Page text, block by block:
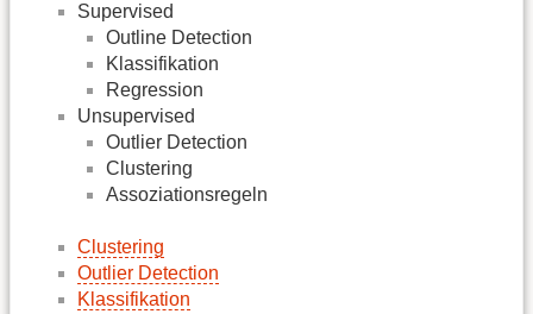
Supervised
Outline Detection
Klassifikation
Regression
Unsupervised
Outlier Detection
Clustering
Assoziationsregeln
Clustering
Outlier Detection
Klassifikation